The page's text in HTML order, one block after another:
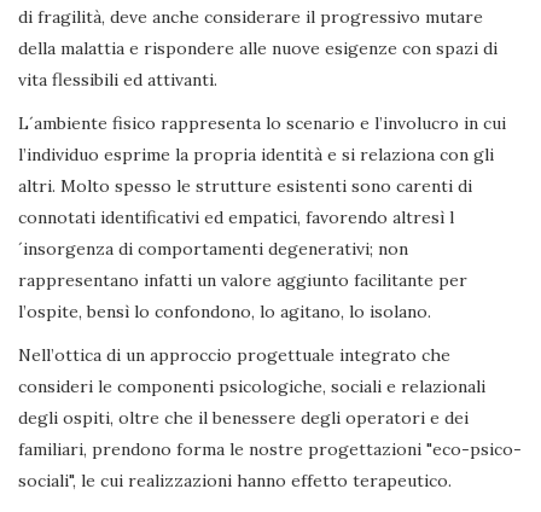
di fragilità, deve anche considerare il progressivo mutare
della malattia e rispondere alle nuove esigenze con spazi di
vita flessibili ed attivanti.
L´ambiente fisico rappresenta lo scenario e l’involucro in cui
l’individuo esprime la propria identità e si relaziona con gli
altri. Molto spesso le strutture esistenti sono carenti di
connotati identificativi ed empatici, favorendo altresì l
´insorgenza di comportamenti degenerativi; non
rappresentano infatti un valore aggiunto facilitante per
l’ospite, bensì lo confondono, lo agitano, lo isolano.
Nell’ottica di un approccio progettuale integrato che
consideri le componenti psicologiche, sociali e relazionali
degli ospiti, oltre che il benessere degli operatori e dei
familiari, prendono forma le nostre progettazioni "eco-psico-
sociali", le cui realizzazioni hanno effetto terapeutico.